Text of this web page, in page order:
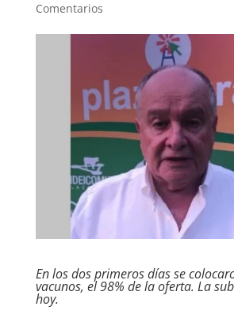
Comentarios
En los dos primeros días se
vacunos, el 98% de la oferta. La
hoy.